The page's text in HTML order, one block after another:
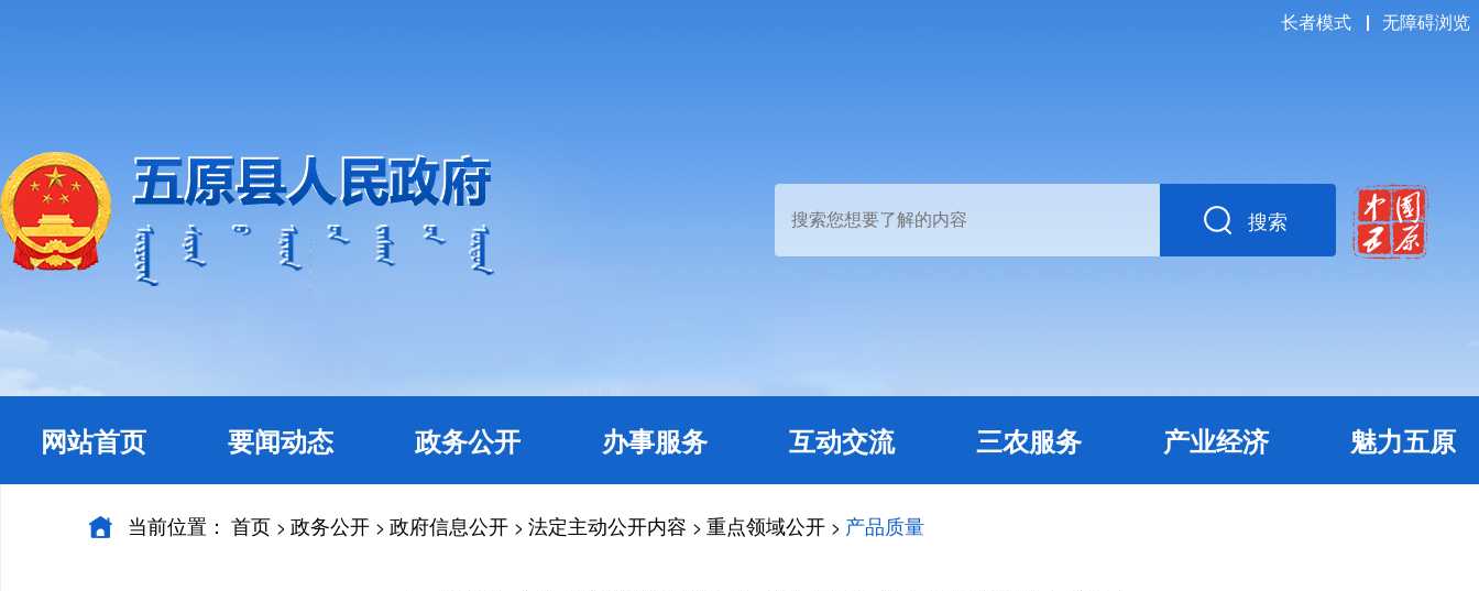
长者模式 无障碍浏览
搜索
网站首页 要闻动态 政务公开 办事服务 互动交流 三农服务 产业经济 魅力五原
当前位置： 首页 > 政务公开 > 政府信息公开 > 法定主动公开内容 > 重点领域公开 > 产品质量